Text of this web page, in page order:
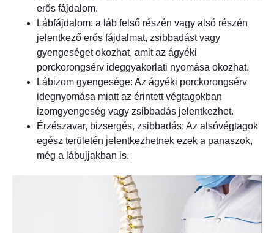
erős fájdalom.
Lábfájdalom: a láb felső részén vagy alsó részén
jelentkező erős fájdalmat, zsibbadást vagy
gyengeséget okozhat, amit az ágyéki
porckorongsérv ideggyakorlati nyomása okozhat.
Lábizom gyengesége: Az ágyéki porckorongsérv
idegnyomása miatt az érintett végtagokban
izomgyengeség vagy zsibbadás jelentkezhet.
Érzészavar, bizsergés, zsibbadás: Az alsóvégtagok
egész területén jelentkezhetnek ezek a panaszok,
még a lábujjakban is.